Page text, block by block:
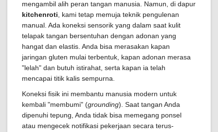
mengambil alih peran tangan manusia. Namun, di dapur
kitchenroti , kami tetap memuja teknik pengulenan
manual. Ada koneksi sensorik yang dalam saat kulit
telapak tangan bersentuhan dengan adonan yang
hangat dan elastis. Anda bisa merasakan kapan
jaringan gluten mulai terbentuk, kapan adonan merasa
"lelah" dan butuh istirahat, serta kapan ia telah
mencapai titik kalis sempurna.
Koneksi fisik ini membantu manusia modern untuk
kembali "membumi" (grounding). Saat tangan Anda
dipenuhi tepung, Anda tidak bisa memegang ponsel
atau mengecek notifikasi pekerjaan secara terus-